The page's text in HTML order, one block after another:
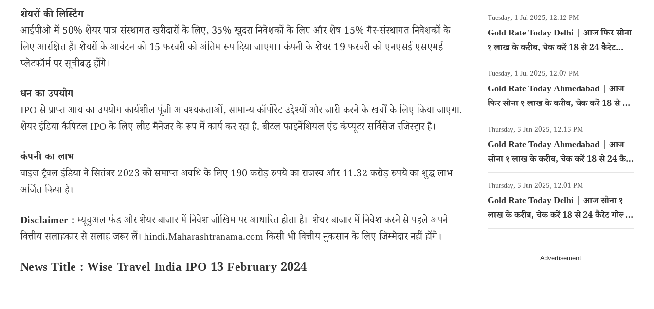
शेयरों की लिस्टिंग
आईपीओ में 50% शेयर पात्र संस्थागत खरीदारों के लिए, 35% खुदरा निवेशकों के लिए और शेष 15% गैर-संस्थागत निवेशकों के
लिए आरक्षित हैं। शेयरों के आवंटन को 15 फरवरी को अंतिम रूप दिया जाएगा। कंपनी के शेयर 19 फरवरी को एनएसई एसएमई
प्लेटफॉर्म पर सूचीबद्ध होंगे।
धन का उपयोग
IPO से प्राप्त आय का उपयोग कार्यशील पूंजी आवश्यकताओं, सामान्य कॉर्पोरेट उद्देश्यों और जारी करने के खर्चों के लिए किया जाएगा.
शेयर इंडिया कैपिटल IPO के लिए लीड मैनेजर के रूप में कार्य कर रहा है. बीटल फाइनेंशियल एंड कंप्यूटर सर्विसेज रजिस्ट्रार है।
कंपनी का लाभ
वाइज ट्रैवल इंडिया ने सितंबर 2023 को समाप्त अवधि के लिए 190 करोड़ रुपये का राजस्व और 11.32 करोड़ रुपये का शुद्ध लाभ
अर्जित किया है।
Disclaimer :म्यूचुअल फंड और शेयर बाजार में निवेश जोखिम पर आधारित होता है। शेयर बाजार में निवेश करने से पहले अपने
वित्तीय सलाहकार से सलाह जरूर लें। hindi.Maharashtranama.com किसी भी वित्तीय नुकसान के लिए जिम्मेदार नहीं होंगे।
News Title : Wise Travel India IPO 13 February 2024
गोल्ड का रेट
Tuesday, 1 Jul 2025, 12.12 PM
Gold Rate Today Delhi | आज फिर सोना
१ लाख के करीब, चेक करें 18 से 24 कैरेट
गोल्ड का रेट
Tuesday, 1 Jul 2025, 12.07 PM
Gold Rate Today Ahmedabad | आज
फिर सोना १ लाख के करीब, चेक करें 18 से 24
कैरेट गोल्ड का रेट
Thursday, 5 Jun 2025, 12.15 PM
Gold Rate Today Ahmedabad | आज
सोना १ लाख के करीब, चेक करें 18 से 24 कैरेट
गोल्ड का रेट
Thursday, 5 Jun 2025, 12.01 PM
Gold Rate Today Delhi | आज सोना १
लाख के करीब, चेक करें 18 से 24 कैरेट गोल्ड
का रेट